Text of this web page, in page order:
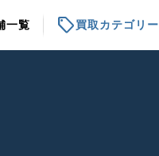
一覧 sell買取カテゴリー